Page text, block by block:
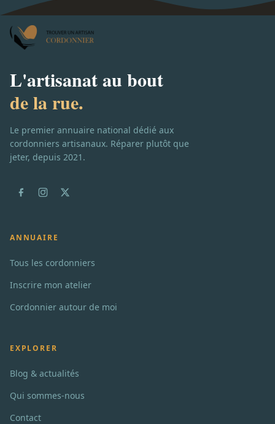
L'artisanat au bout
de la rue.
Le premier annuaire national dédié aux
cordonniers artisanaux. Réparer plutôt que
jeter, depuis 2021.
ANNUAIRE
Tous les cordonniers
Inscrire mon atelier
Cordonnier autour de moi
EXPLORER
Blog & actualités
Qui sommes-nous
Contact